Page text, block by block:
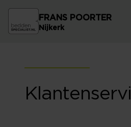
FRANS POORTER
Nijkerk